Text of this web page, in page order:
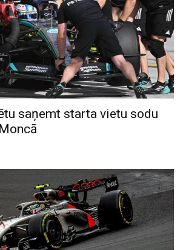
saņemt starta vietu sodu